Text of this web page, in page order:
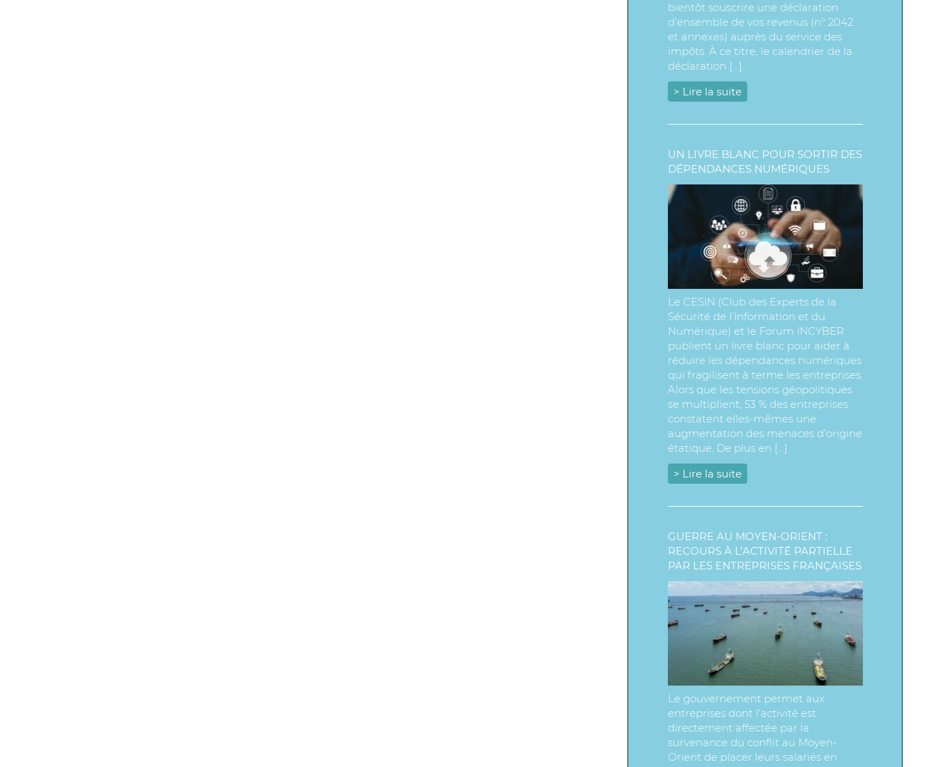
bientôt souscrire une déclaration
d’ensemble de vos revenus (n° 2042
et annexes) auprès du service des
impôts. À ce titre, le calendrier de la
déclaration […]
> Lire la suite
UN LIVRE BLANC POUR SORTIR DES
DÉPENDANCES NUMÉRIQUES
Le CESIN (Club des Experts de la
Sécurité de l’Information et du
Numérique) et le Forum INCYBER
publient un livre blanc pour aider à
réduire les dépendances numériques
qui fragilisent à terme les entreprises.
Alors que les tensions géopolitiques
se multiplient, 53 % des entreprises
constatent elles-mêmes une
augmentation des menaces d’origine
étatique. De plus en […]
> Lire la suite
GUERRE AU MOYEN-ORIENT :
RECOURS À L’ACTIVITÉ PARTIELLE
PAR LES ENTREPRISES FRANÇAISES
Le gouvernement permet aux
entreprises dont l’activité est
directement affectée par la
survenance du conflit au Moyen-
Orient de placer leurs salariés en